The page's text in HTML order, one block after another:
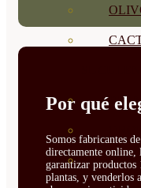
Por qué
Somos fabricantes
directamente online,
garantizar productos
plantas, y venderlos